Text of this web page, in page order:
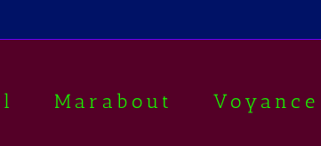
Marabout Voyance